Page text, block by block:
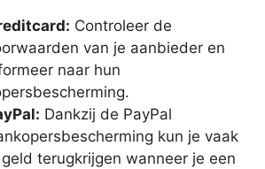
Controleer de
van je aanbieder en
naar hun
Dankzij de PayPal
kun je vaak
terugkrijgen wanneer je een